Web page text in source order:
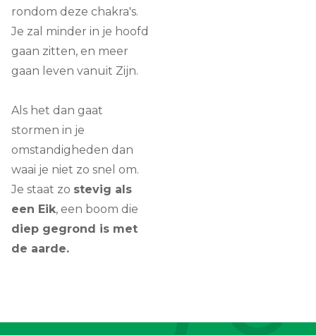
rondom deze chakra's.
Je zal minder in je hoofd
gaan zitten, en meer
gaan leven vanuit Zijn.
Als het dan gaat
stormen in je
omstandigheden dan
waai je niet zo snel om.
Je staat zo stevig als
een Eik, een boom die
diep gegrond is met
de aarde.